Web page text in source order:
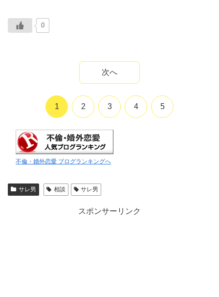
0
次へ
1 2 3 4 5
不倫・婚外恋愛 ブログランキングへ
サレ男 相談 サレ男
スポンサーリンク